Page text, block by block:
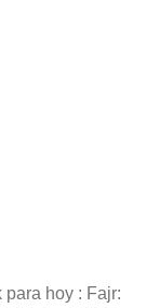
hoy : Fajr: